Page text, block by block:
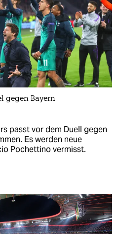
gegen Bayern
passt vor dem Duell gegen
Es werden neue
Pochettino vermisst.